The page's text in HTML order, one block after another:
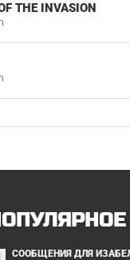
THE INVASION
СООБЩЕНИЯ ДЛЯ